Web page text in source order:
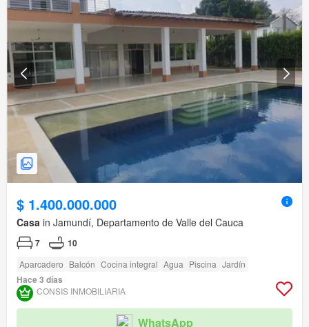
$ 1.400.000.000
Casa in Jamundí, Departamento de Valle del Cauca
7 10
Aparcadero Balcón Cocina integral Agua Piscina Jardín
Hace 3 días
CONSIS INMOBILIARIA
WhatsApp